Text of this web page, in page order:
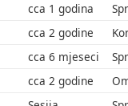
cca 1 godina
cca 2 godine
cca 6 mjeseci
cca 2 godine